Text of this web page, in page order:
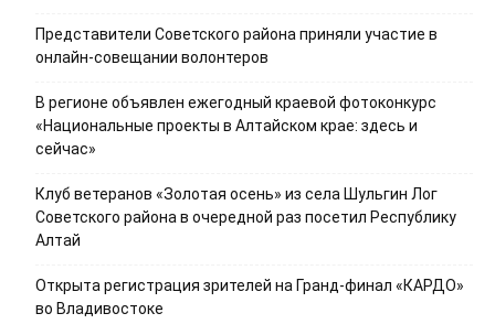
Представители Советского района приняли участие в
онлайн-совещании волонтеров
В регионе объявлен ежегодный краевой фотоконкурс
«Национальные проекты в Алтайском крае: здесь и
сейчас»
Клуб ветеранов «Золотая осень» из села Шульгин Лог
Советского района в очередной раз посетил Республику
Алтай
Открыта регистрация зрителей на Гранд-финал «КАРДО»
во Владивостоке